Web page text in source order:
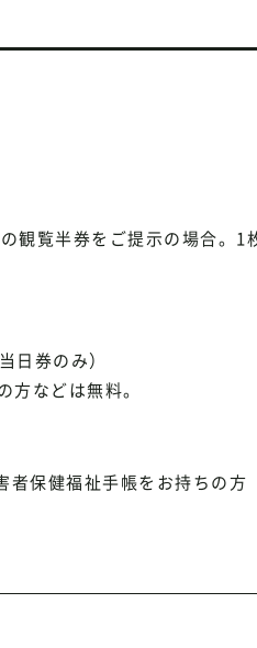
観覧半券をご提示の場合。
券のみ）
などは無料。
保健福祉手帳をお持ちの